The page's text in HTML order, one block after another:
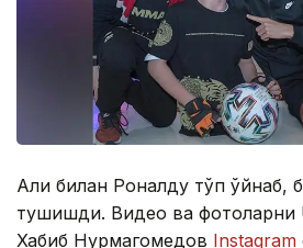
Али билан Роналду тўп ўйнаб,
тушишди. Видео ва фотоларни
Хабиб Нурмагомедов Instagram